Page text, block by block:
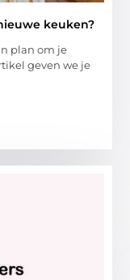
keuken?
plan om je
geven we je